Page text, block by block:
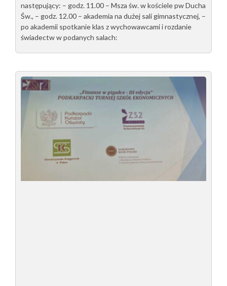
następujący: – godz. 11.00 – Msza św. w kościele pw Ducha
Św., – godz. 12.00 – akademia na dużej sali gimnastycznej, –
po akademii spotkanie klas z wychowawcami i rozdanie
świadectw w podanych salach: